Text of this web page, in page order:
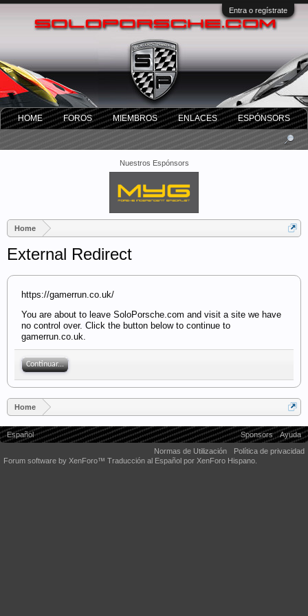
Entra o regístrate
Nuestros Espónsors
Home
External Redirect
https://gamerrun.co.uk/
You are about to leave SoloPorsche.com and visit a site we have
no control over. Click the button below to continue to
gamerrun.co.uk.
Continuar...
Home
HOME FOROS MIEMBROS ENLACES ESPÓNSORS
Español Sponsors
Ayuda
Normas de Utilización
Política de privacidad
Forum software by XenForo™ Traducción al Español por XenForo Hispano.